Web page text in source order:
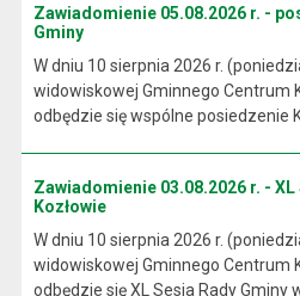
Zawiadomienie 05.08.2026 r. -
Gminy
W dniu 10 sierpnia 2026 r.
widowiskowej Gminnego Centrum
odbędzie się wspólne posiedzenie
Zawiadomienie 03.08.2026 r. - XL
Kozłowie
W dniu 10 sierpnia 2026 r.
widowiskowej Gminnego Centrum
odbędzie się XL Sesja Rady Gminy